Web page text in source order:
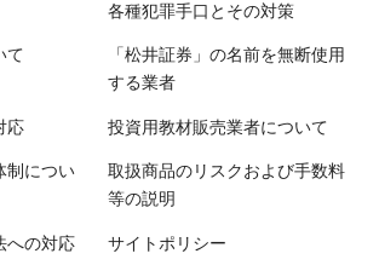
各種犯罪手口とその対策
て 「松井証券」の名前を無断使用
する業者
応 投資用教材販売業者について
制につい 取扱商品のリスクおよび手数料
等の説明
への対応 サイトポリシー